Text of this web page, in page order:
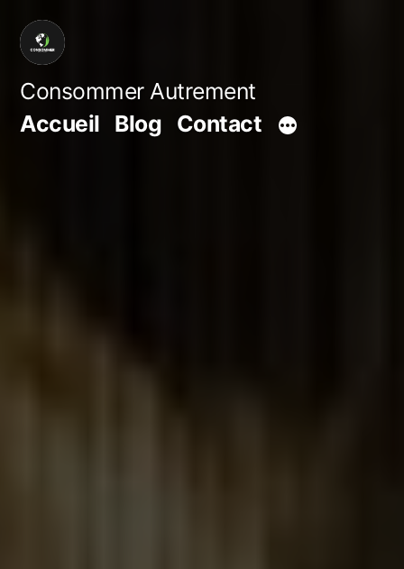
Aller
contenu
Consommer Autrement
Accueil Blog Contact